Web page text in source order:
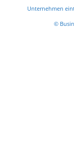
Unternehmen
©